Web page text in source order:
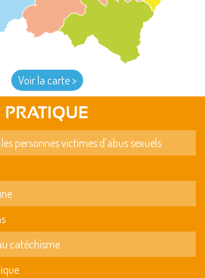
Voir la carte >
PRATIQUE
personnes victimes d'abus sexuels
catéchisme